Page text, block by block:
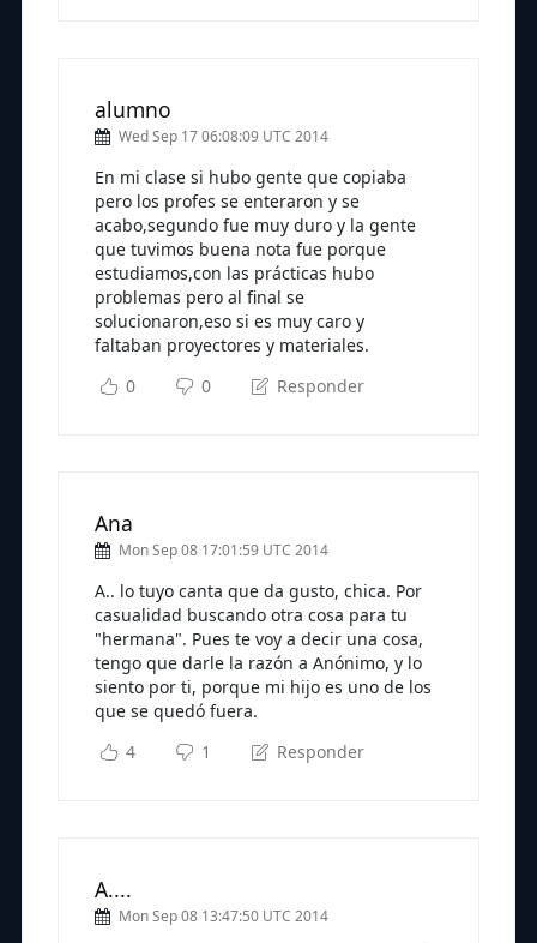
alumno
Wed Sep 17 06:08:09 UTC 2014
En mi clase si hubo gente que copiaba
pero los profes se enteraron y se
acabo,segundo fue muy duro y la gente
que tuvimos buena nota fue porque
estudiamos,con las prácticas hubo
problemas pero al final se
solucionaron,eso si es muy caro y
faltaban proyectores y materiales.
0
0 Responder
Ana
Mon Sep 08 17:01:59 UTC 2014
A.. lo tuyo canta que da gusto, chica. Por
casualidad buscando otra cosa para tu
"hermana". Pues te voy a decir una cosa,
tengo que darle la razón a Anónimo, y lo
siento por ti, porque mi hijo es uno de los
que se quedó fuera.
4
1 Responder
A....
Mon Sep 08 13:47:50 UTC 2014